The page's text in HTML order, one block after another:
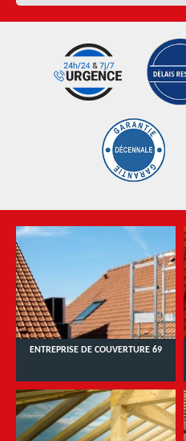
ENTREPRISE DE COUVERTURE 69